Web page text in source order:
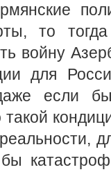
то
войну
для
если